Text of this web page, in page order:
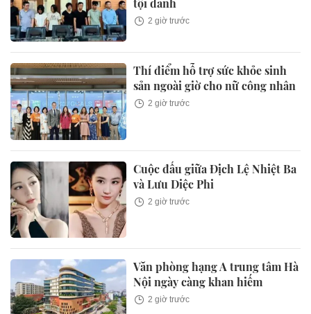
tội danh
2 giờ trước
Thí điểm hỗ trợ sức khỏe sinh
sản ngoài giờ cho nữ công nhân
2 giờ trước
Cuộc đấu giữa Địch Lệ Nhiệt Ba
và Lưu Diệc Phi
2 giờ trước
Văn phòng hạng A trung tâm Hà
Nội ngày càng khan hiếm
2 giờ trước